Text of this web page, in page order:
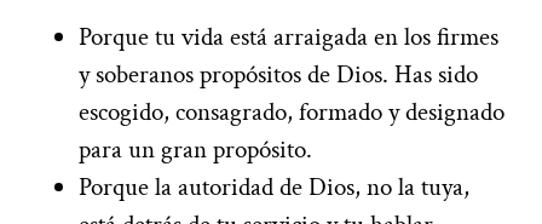
Porque tu vida está arraigada en los firmes
y soberanos propósitos de Dios. Has sido
escogido, consagrado, formado y designado
para un gran propósito.
Porque la autoridad de Dios, no la tuya,